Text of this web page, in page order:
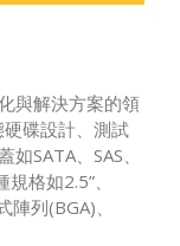
與解決方案的領
碟設計、測試
SATA、SAS、
格如2.5”、
列(BGA)、